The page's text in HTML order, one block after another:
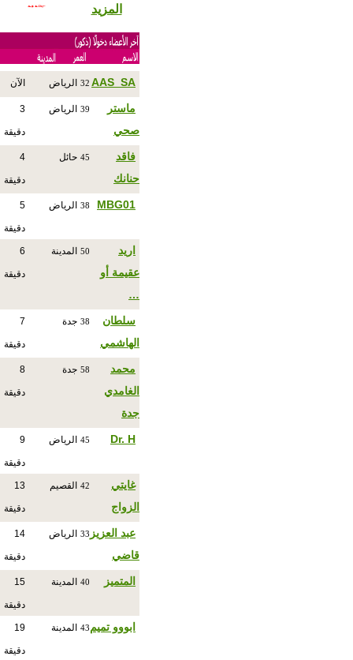
المزيد
AAS_SA
32 الرياض الآن
ماستر
صحي
39 الرياض 3
دقيقة
فاقد
حنانك
45 حائل 4
دقيقة
MBG01
38 الرياض 5
دقيقة
اريد
عقيمة أو
…
50 المدينة 6
دقيقة
سلطان
الهاشمي
38 جدة 7
دقيقة
محمد
الغامدي
جدة
58 جدة 8
دقيقة
Dr. H
45 الرياض 9
دقيقة
غايتي
الزواج
42 القصيم 13
دقيقة
عبد العزيز
قاضي
33 الرياض 14
دقيقة
المتميز 40 المدينة 15
دقيقة
ابووو تميم43 المدينة 19
دقيقة